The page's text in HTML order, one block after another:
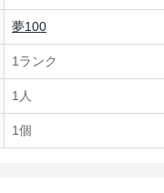
夢100
1ランク
1人
1個